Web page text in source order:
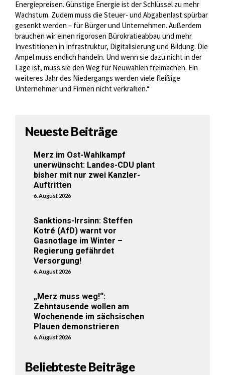
Energiepreisen. Günstige Energie ist der Schlüssel zu mehr
Wachstum. Zudem muss die Steuer- und Abgabenlast spürbar
gesenkt werden – für Bürger und Unternehmen. Außerdem
brauchen wir einen rigorosen Bürokratieabbau und mehr
Investitionen in Infrastruktur, Digitalisierung und Bildung. Die
Ampel muss endlich handeln. Und wenn sie dazu nicht in der
Lage ist, muss sie den Weg für Neuwahlen freimachen. Ein
weiteres Jahr des Niedergangs werden viele fleißige
Unternehmer und Firmen nicht verkraften.“
Neueste Beiträge
Merz im Ost-Wahlkampf
unerwünscht: Landes-CDU plant
bisher mit nur zwei Kanzler-
Auftritten
6. August 2026
Sanktions-Irrsinn: Steffen
Kotré (AfD) warnt vor
Gasnotlage im Winter –
Regierung gefährdet
Versorgung!
6. August 2026
„Merz muss weg!“:
Zehntausende wollen am
Wochenende im sächsischen
Plauen demonstrieren
6. August 2026
Beliebteste Beiträge